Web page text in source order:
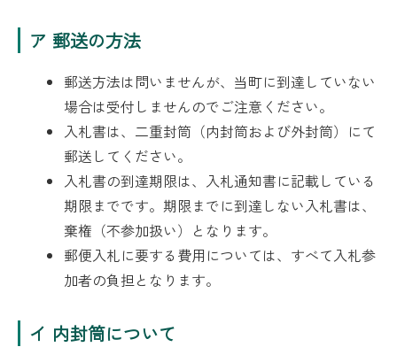
ア 郵送の方法
郵送方法は問いませんが、当町に到達していない
場合は受付しませんのでご注意ください。
入札書は、二重封筒（内封筒および外封筒）にて
郵送してください。
入札書の到達期限は、入札通知書に記載している
期限までです。期限までに到達しない入札書は、
棄権（不参加扱い）となります。
郵便入札に要する費用については、すべて入札参
加者の負担となります。
イ 内封筒について